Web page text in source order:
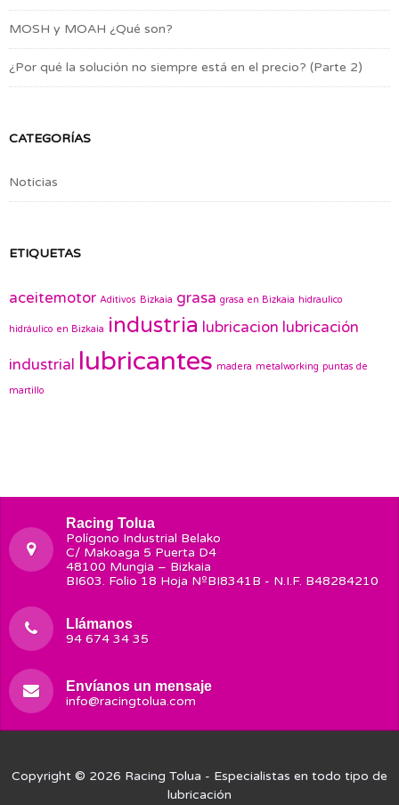
MOSH y MOAH ¿Qué son?
¿Por qué la solución no siempre está en el precio? (Parte 2)
CATEGORÍAS
Noticias
ETIQUETAS
aceitemotor Aditivos Bizkaia grasa grasa en Bizkaia hidraulico
hidráulico en Bizkaia industria lubricacion lubricación
industrial lubricantes madera metalworking puntas de
martillo
Racing Tolua
Polígono Industrial Belako
C/ Makoaga 5 Puerta D4
48100 Mungia – Bizkaia
BI603. Folio 18 Hoja NºBI8341B - N.I.F. B48284210
Llámanos
94 674 34 35
Envíanos un mensaje
info@racingtolua.com
Copyright © 2026 Racing Tolua - Especialistas en todo tipo de
lubricación